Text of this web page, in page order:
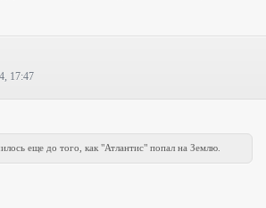
17:47
еще до того, как "Атлантис" попал на Землю.